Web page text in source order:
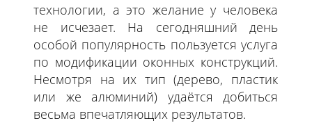
технологии, а это желание у человека
не исчезает. На сегодняшний день
особой популярность пользуется услуга
по модификации оконных конструкций.
Несмотря на их тип (дерево, пластик
или же алюминий) удаётся добиться
весьма впечатляющих результатов.